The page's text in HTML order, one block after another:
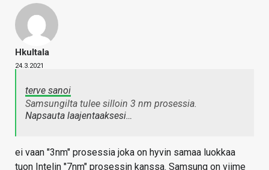
Hkultala
24.3.2021
terve sanoi
Samsungilta tulee silloin 3 nm prosessia.
Napsauta laajentaaksesi…
ei vaan "3nm" prosessia joka on hyvin samaa luokkaa
tuon Intelin "7nm" prosessin kanssa. Samsung on viime